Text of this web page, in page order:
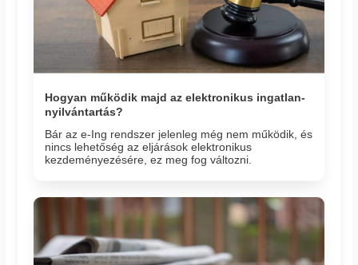
Hogyan működik majd az elektronikus ingatlan-
nyilvántartás?
Bár az e-Ing rendszer jelenleg még nem működik, és
nincs lehetőség az eljárások elektronikus
kezdeményezésére, ez meg fog változni.